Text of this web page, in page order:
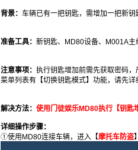
背景： 车辆已有一把钥匙，需增加一把新钥
准备工具： 新钥匙、MD80设备、M001A
注意事项： 执行钥匙增加前需先获取密码
菜单列表有【切换钥匙模式】功能，请先详
解决方法： 使用门徒娱乐MD80执行【钥匙
详细操作步骤：
①使用MD80连接车辆，进入【摩托车防盗